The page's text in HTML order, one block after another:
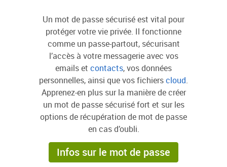
Un mot de passe sécurisé est vital pour
protéger votre vie privée. Il fonctionne
comme un passe-partout, sécurisant
l’accès à votre messagerie avec vos
emails et contacts, vos données
personnelles, ainsi que vos fichierscloud.
Apprenez-en plus sur la manière de créer
un mot de passe sécurisé fort et sur les
options de récupération de mot de passe
en cas d’oubli.
Infos sur le mot de passe